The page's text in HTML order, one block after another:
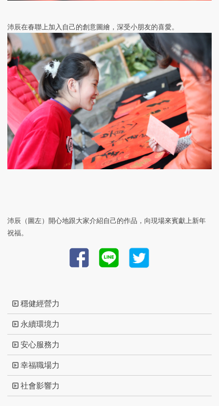
沛辰在春聯上加入自己的創意圖繪，深受小朋友的喜愛。
沛辰（圖左）開心地跟大家介紹自己的作品，向現場來賓獻上新年
祝福。
穩健經營力
永續環境力
安心服務力
幸福職場力
社會影響力